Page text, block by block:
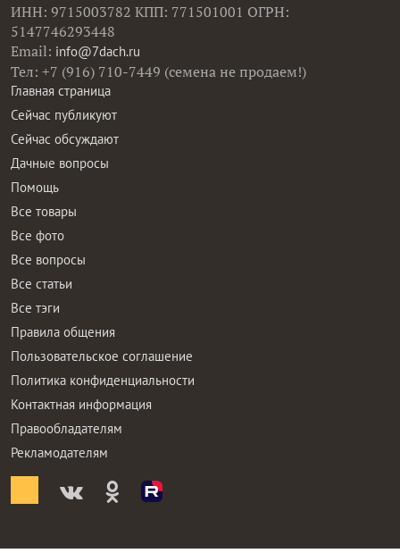
ИНН: 9715003782 КПП: 771501001 ОГРН:
5147746293448
Email: info@7dach.ru
Тел: +7 (916) 710-7449 (семена не продаем!)
Главная страница
Сейчас публикуют
Сейчас обсуждают
Дачные вопросы
Помощь
Все товары
Все фото
Все вопросы
Все статьи
Все тэги
Правила общения
Пользовательское соглашение
Политика конфиденциальности
Контактная информация
Правообладателям
Рекламодателям